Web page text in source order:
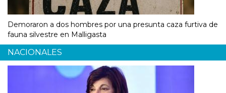
Demoraron a dos hombres por una presunta caza furtiva de
fauna silvestre en Malligasta
NACIONALES